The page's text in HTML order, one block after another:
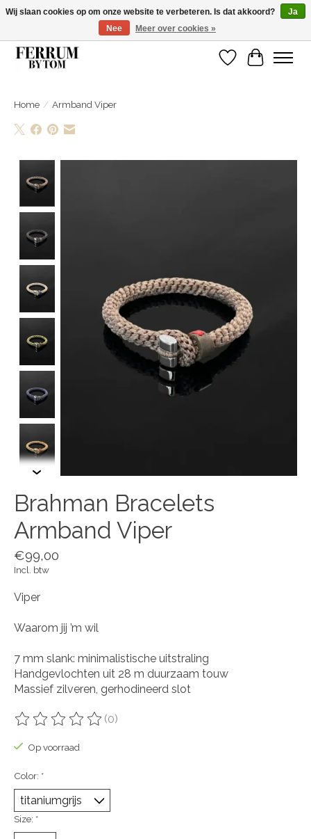
Wij zijn gelsoten van 14 tm 18 februari
Verlanglijst
Home / Armband Viper
Brahman Bracelets
Armband Viper
€99,00
Incl. btw
Viper
Waarom jij ’m wil
7 mm slank: minimalistische uitstraling
Handgevlochten uit 28 m duurzaam touw
Massief zilveren, gerhodineerd slot
De beoordeling van dit product is
(0)
Op voorraad
Color: *
Size: *
Wij slaan cookies op om onze website te verbeteren. Is dat akkoord?
Ja
Nee
Meer over cookies »